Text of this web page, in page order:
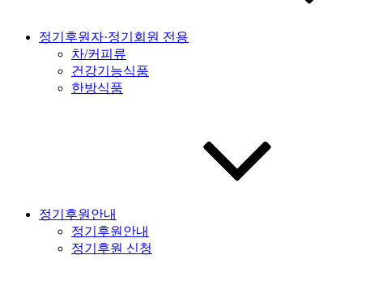
정기후원자·정기회원 전용
차/커피류
건강기능식품
한방식품
정기후원안내
정기후원안내
정기후원 신청